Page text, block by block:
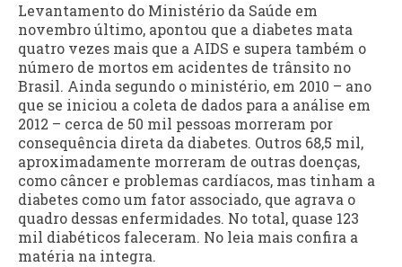
Levantamento do Ministério da Saúde em
novembro último, apontou que a diabetes mata
quatro vezes mais que a AIDS e supera também o
número de mortos em acidentes de trânsito no
Brasil. Ainda segundo o ministério, em 2010 – ano
que se iniciou a coleta de dados para a análise em
2012 – cerca de 50 mil pessoas morreram por
consequência direta da diabetes. Outros 68,5 mil,
aproximadamente morreram de outras doenças,
como câncer e problemas cardíacos, mas tinham a
diabetes como um fator associado, que agrava o
quadro dessas enfermidades. No total, quase 123
mil diabéticos faleceram. No leia mais confira a
matéria na integra.